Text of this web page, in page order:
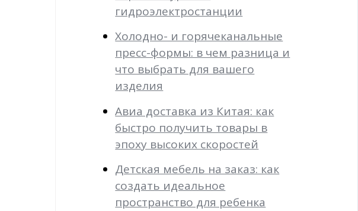
гидроэлектростанции
Холодно- и горячеканальные
пресс-формы: в чем разница и
что выбрать для вашего
изделия
Авиа доставка из Китая: как
быстро получить товары в
эпоху высоких скоростей
Детская мебель на заказ: как
создать идеальное
пространство для ребенка